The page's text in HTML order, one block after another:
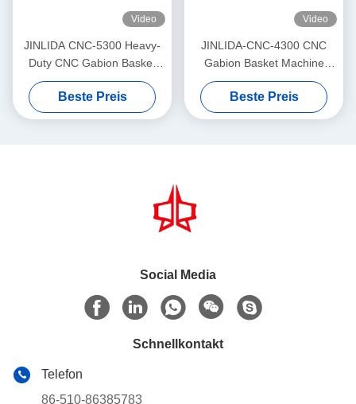
Video
JINLIDA CNC-5300 Heavy-
Duty CNC Gabion Basket
Welding Machine 5300mm
Width Double Twist Mesh
Production Equipment
Beste Preis
Video
JINLIDA-CNC-4300 CNC
Gabion Basket Machine
4300mm Working Width
Servo-Driven Double Twist
Mesh Equipment
Beste Preis
Social Media
Schnellkontakt
Telefon
86-510-86385783